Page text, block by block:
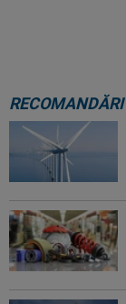
RECOMANDĂRI